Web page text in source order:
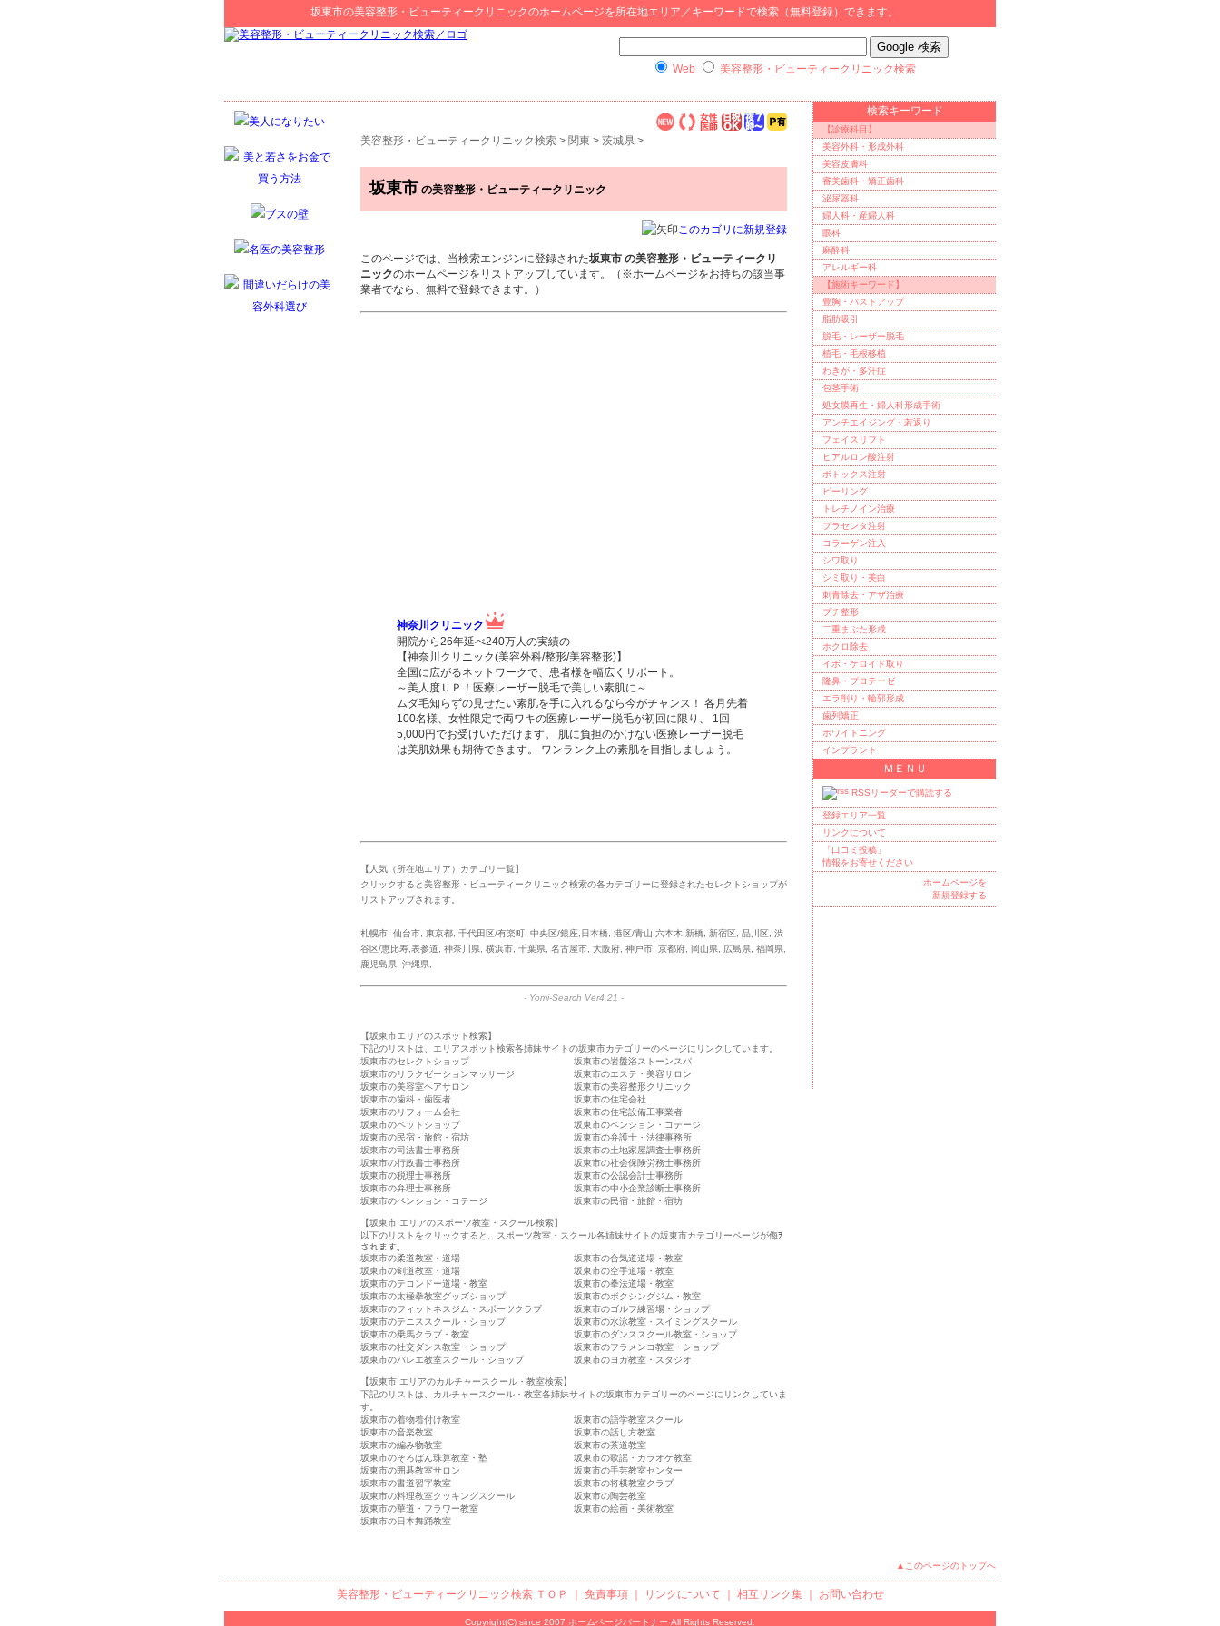
坂東市の美容整形・ビューティークリニックのホームページを所在地エリア／キーワードで検索（無料登録）できます。
Web 美容整形・ビューティークリニック検索
美容整形・ビューティークリニック検索 > 関東 > 茨城県 >
坂東市 の美容整形・ビューティークリニック
このカゴリに新規登録
このページでは、当検索エンジンに登録された坂東市 の美容整形・ビューティークリ
ニックのホームページをリストアップしています。（※ホームページをお持ちの該当事
業者でなら、無料で登録できます。）
神奈川クリニック
開院から26年延べ240万人の実績の
【神奈川クリニック(美容外科/整形/美容整形)】
全国に広がるネットワークで、患者様を幅広くサポート。
～美人度ＵＰ！医療レーザー脱毛で美しい素肌に～
ムダ毛知らずの見せたい素肌を手に入れるなら今がチャンス！ 各月先着
100名様、女性限定で両ワキの医療レーザー脱毛が初回に限り、 1回
5,000円でお受けいただけます。 肌に負担のかけない医療レーザー脱毛
は美肌効果も期待できます。 ワンランク上の素肌を目指しましょう。
【人気（所在地エリア）カテゴリ一覧】
クリックすると美容整形・ビューティークリニック検索の各カテゴリーに登録されたセレクトショップが
リストアップされます。
札幌市 仙台市 東京都 千代田区/有楽町 中央区/銀座,日本橋 港区/青山,六本木,新橋 新宿区 品川区 渋
谷区/恵比寿,表参道
神奈川県 横浜市 千葉県 名古屋市 大阪府 神戸市 京都府 岡山県 広島県 福岡県
鹿児島県 沖縄県
- Yomi-Search Ver4.21 -
【坂東市エリアのスポット検索】
下記のリストは、エリアスポット検索各姉妹サイトの坂東市カテゴリーのページにリンクしています。
坂東市のセレクトショップ
坂東市の岩盤浴ストーンスパ
坂東市のリラクゼーションマッサージ
坂東市のエステ・美容サロン
坂東市の美容室ヘアサロン
坂東市の美容整形クリニック
坂東市の歯科・歯医者
坂東市の住宅会社
坂東市のリフォーム会社
坂東市の住宅設備工事業者
坂東市のペットショップ
坂東市のペンション・コテージ
坂東市の民宿・旅館・宿坊
坂東市の弁護士・法律事務所
坂東市の司法書士事務所
坂東市の土地家屋調査士事務所
坂東市の行政書士事務所
坂東市の社会保険労務士事務所
坂東市の税理士事務所
坂東市の公認会計士事務所
坂東市の弁理士事務所
坂東市の中小企業診断士事務所
坂東市のペンション・コテージ
坂東市の民宿・旅館・宿坊
【坂東市 エリアのスポーツ教室・スクール検索】
以下のリストをクリックすると、スポーツ教室・スクール各姉妹サイトの坂東市カテゴリーページが侮ｦ
されます。
坂東市の柔道教室・道場
坂東市の合気道道場・教室
坂東市の剣道教室・道場
坂東市の空手道場・教室
坂東市のテコンドー道場・教室
坂東市の拳法道場・教室
坂東市の太極拳教室グッズショップ
坂東市のボクシングジム・教室
坂東市のフィットネスジム・スポーツクラブ
坂東市のゴルフ練習場・ショップ
坂東市のテニススクール・ショップ
坂東市の水泳教室・スイミングスクール
坂東市の乗馬クラブ・教室
坂東市のダンススクール教室・ショップ
坂東市の社交ダンス教室・ショップ
坂東市のフラメンコ教室・ショップ
坂東市のバレエ教室スクール・ショップ
坂東市のヨガ教室・スタジオ
【坂東市 エリアのカルチャースクール・教室検索】
下記のリストは、カルチャースクール・教室各姉妹サイトの坂東市カテゴリーのページにリンクしていま
す。
坂東市の着物着付け教室
坂東市の語学教室スクール
坂東市の音楽教室
坂東市の話し方教室
坂東市の編み物教室
坂東市の茶道教室
坂東市のそろばん珠算教室・塾
坂東市の歌謡・カラオケ教室
坂東市の囲碁教室サロン
坂東市の手芸教室センター
坂東市の書道習字教室
坂東市の将棋教室クラブ
坂東市の料理教室クッキングスクール
坂東市の陶芸教室
坂東市の華道・フラワー教室
坂東市の絵画・美術教室
坂東市の日本舞踊教室
検索キーワード
【診療科目】
美容外科・形成外科
美容皮膚科
審美歯科・矯正歯科
泌尿器科
婦人科・産婦人科
眼科
麻酔科
アレルギー科
【施術キーワード】
豊胸・バストアップ
脂肪吸引
脱毛・レーザー脱毛
植毛・毛根移植
わきが・多汗症
包茎手術
処女膜再生・婦人科形成手術
アンチエイジング・若返り
フェイスリフト
ヒアルロン酸注射
ボトックス注射
ピーリング
トレチノイン治療
プラセンタ注射
コラーゲン注入
シワ取り
シミ取り・美白
刺青除去・アザ治療
プチ整形
二重まぶた形成
ホクロ除去
イボ・ケロイド取り
隆鼻・プロテーゼ
エラ削り・輪郭形成
歯列矯正
ホワイトニング
インプラント
ＭＥＮＵ
RSSリーダーで購読する
登録エリア一覧
リンクについて
「口コミ投稿」
情報をお寄せください
ホームページを
新規登録する
▲このページのトップへ
美容整形・ビューティークリニック検索ＴＯＰ ｜ 免責事項｜ リンクについて 相互リンク集｜ お問い合わせ
Copyright(C) since 2007 ホームページパートナー All Rights Reserved.